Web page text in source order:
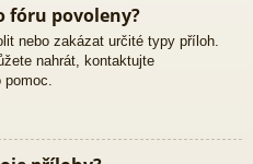
fóru povoleny?
nebo zakázat určité typy příloh.
nahrát, kontaktujte
pomoc.